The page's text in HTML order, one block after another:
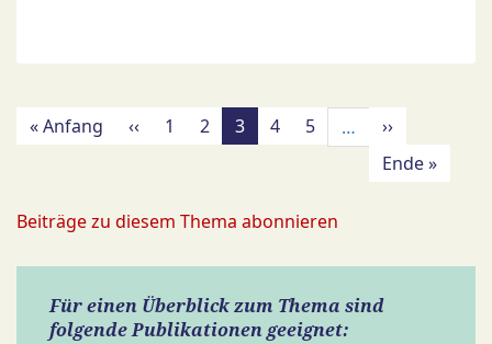
Seitennummerierung
Erste
« Anfang
Vorherige
‹‹ Page
1 Page
2
Aktuelle
Seite
3 Page
4 Page
5 …
Nächste
››
Letzte
Ende »
Beiträge zu diesem Thema abonnieren
Für einen Überblick zum Thema sind
folgende Publikationen geeignet: